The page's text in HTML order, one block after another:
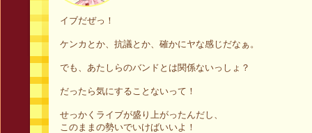
イブだぜっ！
ケンカとか、抗議とか、確かにヤな感じだなぁ。
でも、あたしらのバンドとは関係ないっしょ？
だったら気にすることないって！
せっかくライブが盛り上がったんだし、
このままの勢いでいけばいいよ！